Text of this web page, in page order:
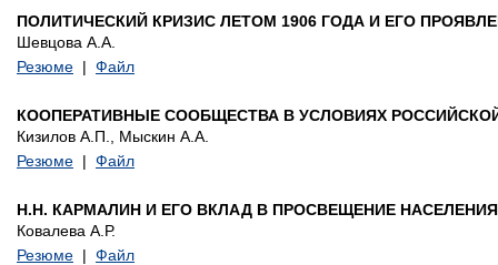
ПОЛИТИЧЕСКИЙ КРИЗИС ЛЕТОМ 1906 ГОДА И ЕГО
Шевцова А.А.
Резюме | Файл
КООПЕРАТИВНЫЕ СООБЩЕСТВА В УСЛОВИЯХ
Кизилов А.П., Мыскин А.А.
Резюме | Файл
Н.Н. КАРМАЛИН И ЕГО ВКЛАД В ПРОСВЕЩЕНИЕ
Ковалева А.Р.
Резюме | Файл